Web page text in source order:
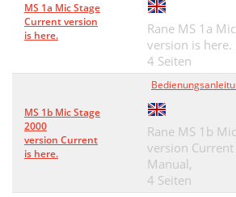
MS 1a Mic Stage
Current version
is here.
Rane MS 1a
version is here.
4 Seiten
MS 1b Mic Stage
2000
version Current
is here.
Rane MS 1b
version
Manual,
4 Seiten